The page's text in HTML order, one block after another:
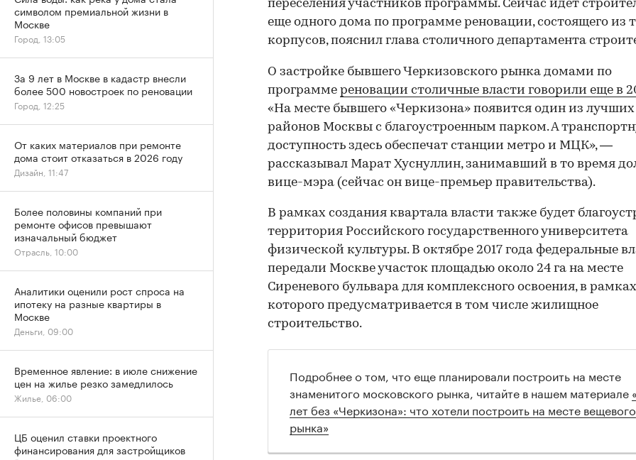
переселения участников программы. Сейчас идет
еще одного дома по программе реновации, состоящего из
корпусов, пояснил глава столичного департамента
О застройке бывшего Черкизовского рынка домами по
программе реновации столичные власти говорили еще в
«На месте бывшего «Черкизона» появится один из лучших
районов Москвы с благоустроенным парком. А
доступность здесь обеспечат станции метро и МЦК», —
рассказывал Марат Хуснуллин, занимавший в то время
вице-мэра (сейчас он вице-премьер правительства).
В рамках создания квартала власти также будет
территория Российского государственного университета
физической культуры. В октябре 2017 года федеральные
передали Москве участок площадью около 24 га на месте
Сиреневого бульвара для комплексного освоения, в рамках
которого предусматривается в том числе жилищное
строительство.
Подробнее о том, что еще планировали построить на месте
знаменитого московского рынка, читайте в нашем материале
лет без «Черкизона»: что хотели построить на месте вещевого
рынка»
символом премиальной жизни в
Москве
Город, 13:05
За 9 лет в Москве в кадастр внесли
более 500 новостроек по реновации
Город, 12:25
От каких материалов при ремонте
дома стоит отказаться в 2026 году
Дизайн, 11:47
Более половины компаний при
ремонте офисов превышают
изначальный бюджет
Отрасль, 10:00
Аналитики оценили рост спроса на
ипотеку на разные квартиры в
Москве
Деньги, 09:00
Временное явление: в июле снижение
цен на жилье резко замедлилось
Жилье, 06:00
ЦБ оценил ставки проектного
финансирования для застройщиков